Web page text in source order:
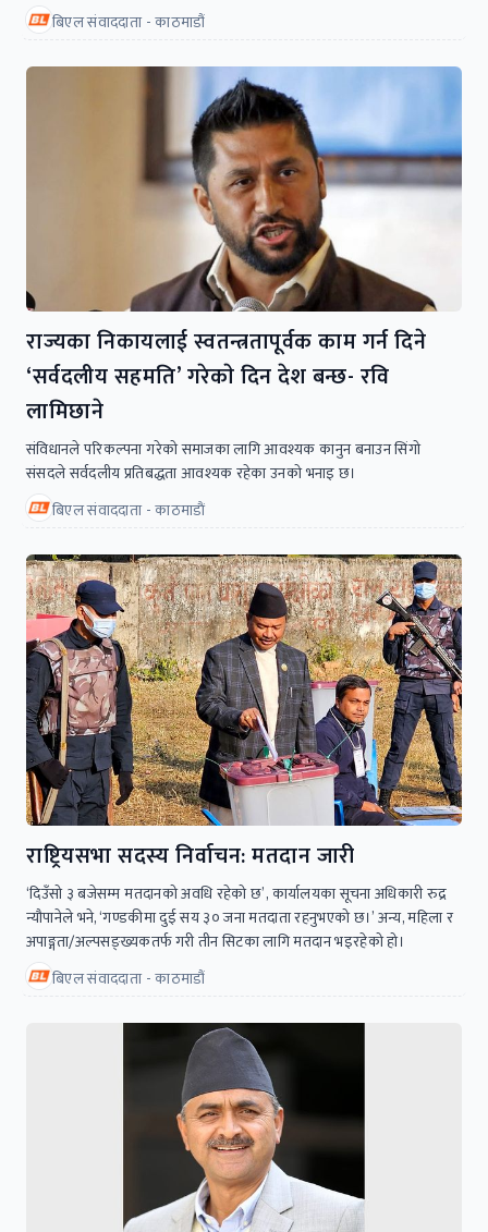
बिएल संवाददाता - काठमाडौं
राज्यका निकायलाई स्वतन्त्रतापूर्वक काम गर्न दिने
‘सर्वदलीय सहमति’ गरेकाे दिन देश बन्छ- रवि
लामिछाने
संविधानले परिकल्पना गरेकाे समाजका लागि आवश्यक कानुन बनाउन सिंगाे
संसदले सर्वदलीय प्रतिबद्धता आवश्यक रहेका उनकाे भनाइ छ।
बिएल संवाददाता - काठमाडाैं
राष्ट्रियसभा सदस्य निर्वाचन: मतदान जारी
‘दिउँसो ३ बजेसम्म मतदानको अवधि रहेको छ’, कार्यालयका सूचना अधिकारी रुद्र
न्यौपानेले भने, ‘गण्डकीमा दुई सय ३० जना मतदाता रहनुभएको छ।’ अन्य, महिला र
अपाङ्गता/अल्पसङ्ख्यकतर्फ गरी तीन सिटका लागि मतदान भइरहेको हो।
बिएल संवाददाता - काठमाडौं